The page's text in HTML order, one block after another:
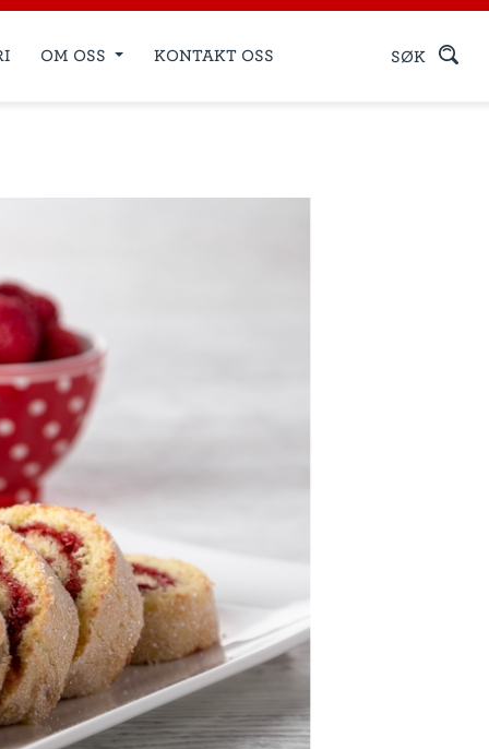
OM OSS KONTAKT OSS SØK